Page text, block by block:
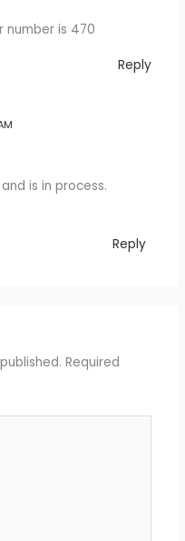
number is 470
Reply
is in process.
Reply
Required